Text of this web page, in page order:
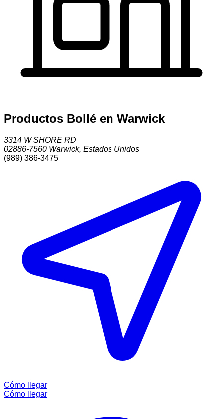
Productos Bollé en Warwick
3314 W SHORE RD
02886-7560 Warwick, Estados Unidos
(989) 386-3475
Cómo llegar
Cómo llegar